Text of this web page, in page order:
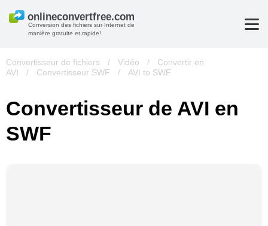
Conversion des fichiers sur Internet de
manière gratuite et rapide!
Convertisseur de fichiers / Vidéo /
Convertir en
AVI
/ Convertisseur SWF / AVI to SWF
Convertisseur de AVI en
SWF